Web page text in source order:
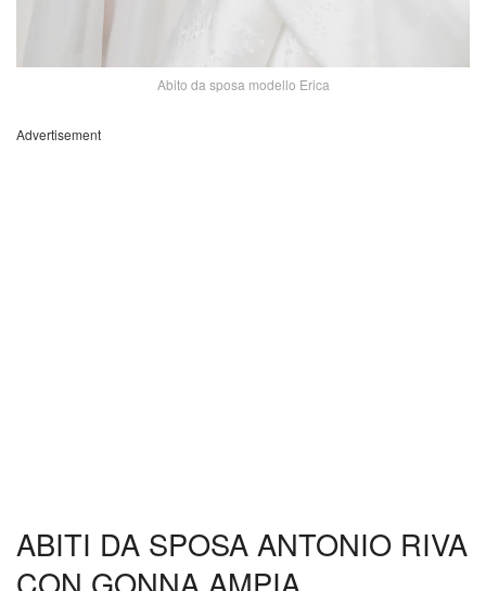
Abito da sposa modello Erica
Advertisement
ABITI DA SPOSA ANTONIO RIVA